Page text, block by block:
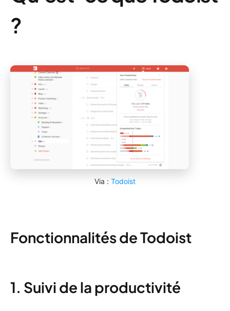
?
Via : Todoist
Fonctionnalités de Todoist
1. Suivi de la productivité